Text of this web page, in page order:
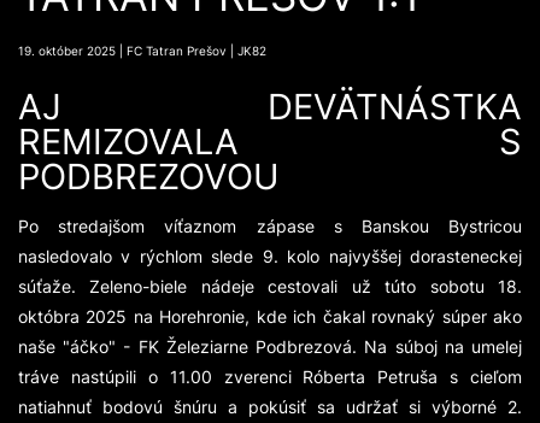
19. október 2025 | FC Tatran Prešov | JK82
AJ DEVÄTNÁSTKA
REMIZOVALA S
PODBREZOVOU
Po stredajšom víťaznom zápase s Banskou Bystricou
nasledovalo v rýchlom slede 9. kolo najvyššej dorasteneckej
súťaže. Zeleno-biele nádeje cestovali už túto sobotu 18.
októbra 2025 na Horehronie, kde ich čakal rovnaký súper ako
naše "áčko" - FK Železiarne Podbrezová. Na súboj na umelej
tráve nastúpili o 11.00 zverenci Róberta Petruša s cieľom
natiahnuť bodovú šnúru a pokúsiť sa udržať si výborné 2.